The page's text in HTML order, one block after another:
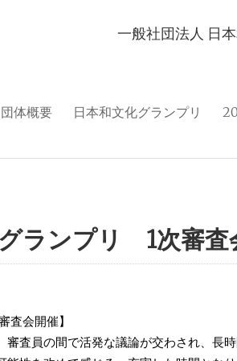
一般社団法人 日
団体概要 日本和文化グランプリ
ランプリ 1次審査
査会開催】
査員の間で活発な議論が交わされ、長